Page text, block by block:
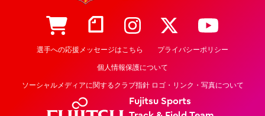
選手への応援メッセージはこちら プライバシーポリシー
個人情報保護について
ソーシャルメディアに関するクラブ指針 ロゴ・リンク・写真について
Fujitsu Sports